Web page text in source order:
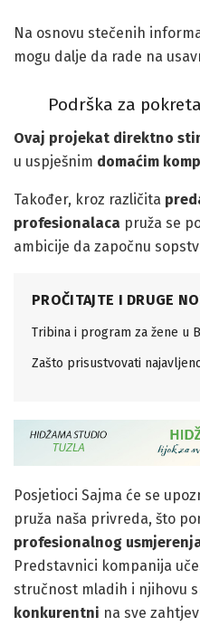
Na osnovu stečenih
mogu dalje da rade na
Podrška za
Ovaj projekat direktno
u uspješnim domaćim
Također, kroz različita
profesionalaca pruža se
ambicije da započnu
PROČITAJTE I DRUGE
Tribina i program za žene u
Zašto prisustvovati
Posjetioci Sajma će se
pruža naša privreda, što
profesionalnog
Predstavnici kompanija
stručnost mladih i njihovu
konkurentni na sve